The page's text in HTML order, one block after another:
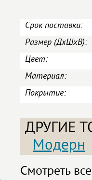
Срок поставки:
Размер (ДxШxВ):
Цвет:
Материал:
Покрытие:
ДРУГИЕ
Модерн
Смотреть